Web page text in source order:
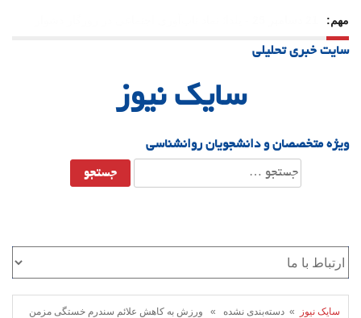
مهم:
داریم؟
سایت خبری تحلیلی
سایک نیوز
ویژه متخصصان و دانشجویان روانشناسی
جستجو
برای:
سایک نیوز
» دسته‌بندی نشده » ورزش به کاهش علائم سندرم خستگی مزمن